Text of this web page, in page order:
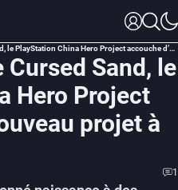
Avec Loulan: The Cursed Sand, le PlayStation China Hero Project accouche d’un nouveau projet à suivre de près
Sand, le
Hero Project
projet à
1